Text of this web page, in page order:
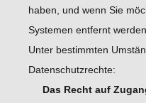
haben, und wenn Sie
Systemen entfernt
Unter bestimmten
Datenschutzrechte:
Das Recht auf